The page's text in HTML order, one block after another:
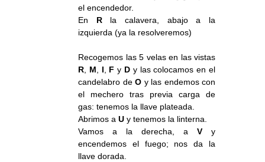
el encendedor.
En Rla calavera, abajo a la
izquierda (ya la resolveremos)
Recogemos las 5 velas en las vistas
R, M, I, F y D y las colocamos en el
candelabro de O y las endemos con
el mechero tras previa carga de
gas: tenemos la llave plateada.
Abrimos a U y tenemos la linterna.
Vamos a la derecha, a V y
encendemos el fuego; nos da la
llave dorada.